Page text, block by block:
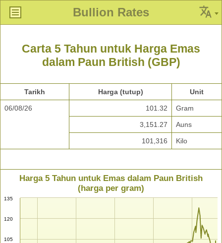
Bullion Rates
Carta 5 Tahun untuk Harga Emas
dalam Paun British (GBP)
Tarikh Harga (tutup) Unit
06/08/26 101.32 Gram
3,151.27 Auns
101,316 Kilo
Harga 5 Tahun untuk Emas dalam Paun British
(harga per gram)
105
120
135